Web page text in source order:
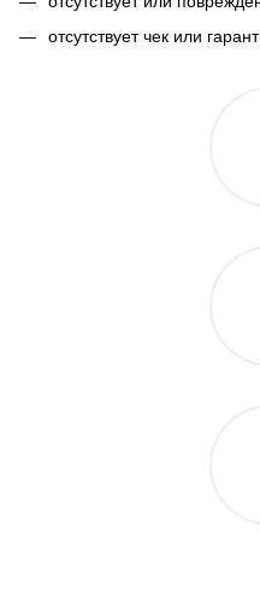
отсутствует чек или